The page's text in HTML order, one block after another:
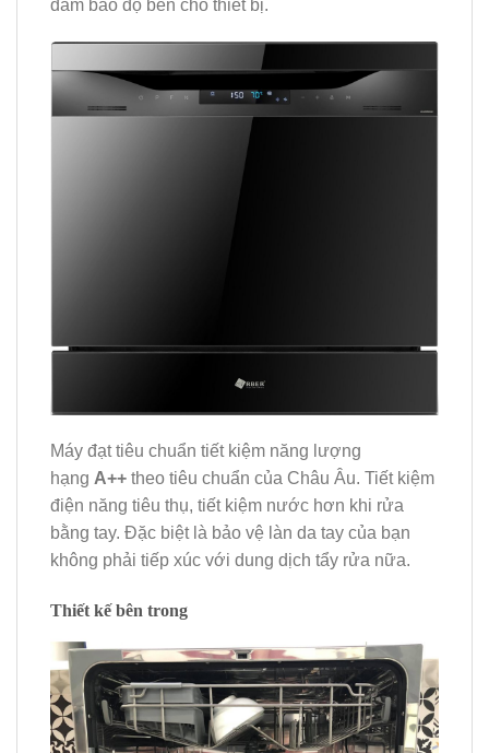
đảm bảo độ bền cho thiết bị.
Máy đạt tiêu chuẩn tiết kiệm năng lượng
hạng A++ theo tiêu chuẩn của Châu Âu. Tiết kiệm
điện năng tiêu thụ, tiết kiệm nước hơn khi rửa
bằng tay. Đặc biệt là bảo vệ làn da tay của bạn
không phải tiếp xúc với dung dịch tẩy rửa nữa.
Thiết kế bên trong